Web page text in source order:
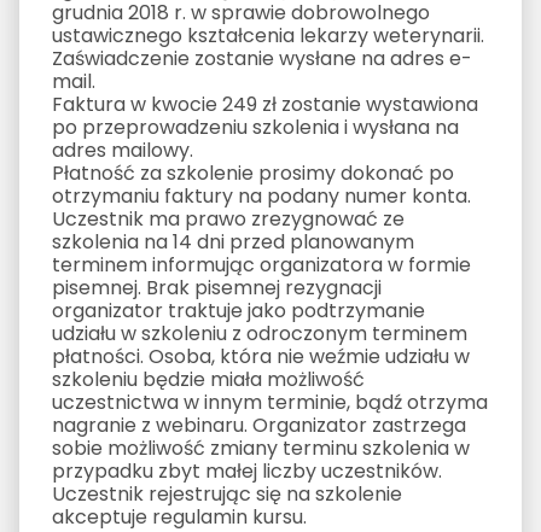
grudnia 2018 r. w sprawie dobrowolnego
ustawicznego kształcenia lekarzy weterynarii.
Zaświadczenie zostanie wysłane na adres e-
mail.
Faktura w kwocie 249 zł zostanie wystawiona
po przeprowadzeniu szkolenia i wysłana na
adres mailowy.
Płatność za szkolenie prosimy dokonać po
otrzymaniu faktury na podany numer konta.
Uczestnik ma prawo zrezygnować ze
szkolenia na 14 dni przed planowanym
terminem informując organizatora w formie
pisemnej. Brak pisemnej rezygnacji
organizator traktuje jako podtrzymanie
udziału w szkoleniu z odroczonym terminem
płatności. Osoba, która nie weźmie udziału w
szkoleniu będzie miała możliwość
uczestnictwa w innym terminie, bądź otrzyma
nagranie z webinaru. Organizator zastrzega
sobie możliwość zmiany terminu szkolenia w
przypadku zbyt małej liczby uczestników.
Uczestnik rejestrując się na szkolenie
akceptuje regulamin kursu.